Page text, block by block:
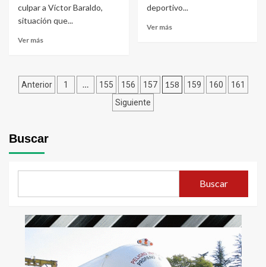
culpar a Víctor Baraldo,
situación que...
Ver más
deportivo...
Ver más
Navegación
Anterior 1 … 155 156 157 158 159 160
161
Siguiente
Buscar
Buscar